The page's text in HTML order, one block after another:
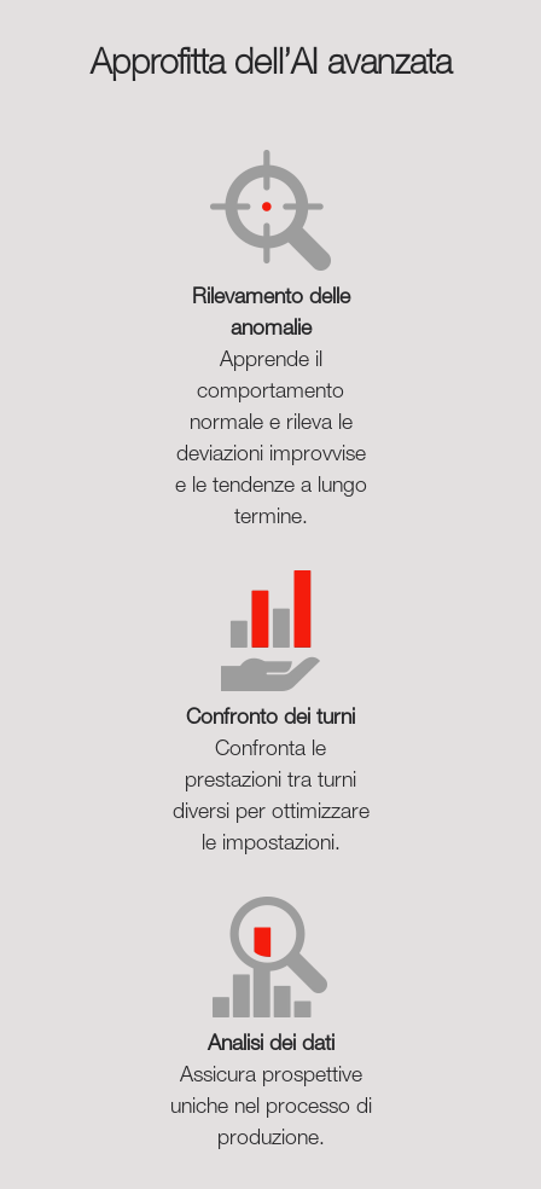
Approfitta dell’AI avanzata
Rilevamento delle
anomalie
Apprende il
comportamento
normale e rileva le
deviazioni improvvise
e le tendenze a lungo
termine.
Confronto dei turni
Confronta le
prestazioni tra turni
diversi per ottimizzare
le impostazioni.
Analisi dei dati
Assicura prospettive
uniche nel processo di
produzione.